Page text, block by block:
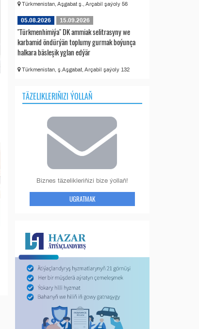
Türkmenistan, Aşgabat ş., Arçabil şaýoly 56
05.08.2026 15.09.2026
"Türkmenhimiýa" DK ammiak selitrasyny we
karbamid öndürýän toplumy gurmak boýunça
halkara bäsleşik yglan edýär
Türkmenistan, ş.Aşgabat, Arçabil şaýoly 132
TÄZELIKLERIŇIZI ÝOLLAŇ
Biznes täzelikleriňizi bize ýollaň!
UGRATMAK